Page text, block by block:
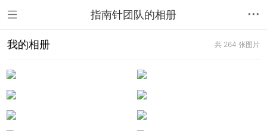
指南针团队的相册
共 264 张图片
我的相册